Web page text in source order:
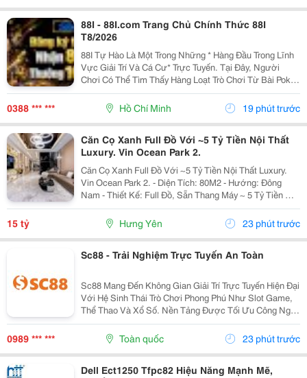
88I - 88I.com Trang Chủ Chính Thức 88I
T8/2026
88I Tự Hào Là Một Trong Những * Hàng Đầu Trong Lĩnh
Vực Giải Trí Và Cá Cư* Trực Tuyến. Tại Đây, Người
Chơi Có Thể Tìm Thấy Hàng Loạt Trò Chơi Từ Bài Poker,
Blackjack, Đến Slot Game Và Thể Thao, Tất Cả Đều
Được Phát Triển Với Công Nghệ Tiên Tiến Nhất....
0388 *** *** Hồ Chí Minh 19 phút trước
Căn Cọ Xanh Full Đồ Với ~5 Tỷ Tiền Nội Thất
Luxury. Vin Ocean Park 2.
Căn Cọ Xanh Full Đồ Với ~5 Tỷ Tiền Nội Thất Luxury.
Vin Ocean Park 2. - Diện Tích: 80M2 - Hướng: Đông
Nam - Thiết Kế: Full Đồ, Sẵn Thang Máy ~ 5 Tỷ Tiền Nội
Thất. - Giá Bán: 15 Tỷ - Giảm Giá Bán Tiếp Về Còn 14.6
Tỷ ( Thu...
15 tỷ Hưng Yên 23 phút trước
Sc88 - Trải Nghiệm Trực Tuyến An Toàn
Sc88 Mang Đến Không Gian Giải Trí Trực Tuyến Hiện Đại
Với Hệ Sinh Thái Trò Chơi Phong Phú Như Slot Game,
Thể Thao Và Xổ Số. Nền Tảng Được Tối Ưu Công Nghệ
Giúp Giao Dịch Nhanh, Bảo Mật An Toàn Và Vận Hành
Ổn Định Trên Mọi Thiết Bị. Thương Hiệu: Sc88...
0989 *** *** Toàn quốc 23 phút trước
Dell Ect1250 Tfpc82 Hiệu Năng Mạnh Mẽ,